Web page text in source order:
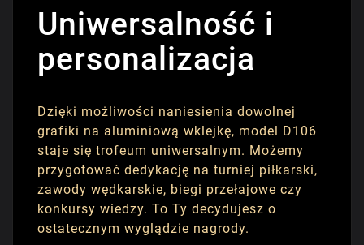
Uniwersalność i
personalizacja
Dzięki możliwości naniesienia dowolnej
grafiki na aluminiową wklejkę, model D106
staje się trofeum uniwersalnym. Możemy
przygotować dedykację na turniej piłkarski,
zawody wędkarskie, biegi przełajowe czy
konkursy wiedzy. To Ty decydujesz o
ostatecznym wyglądzie nagrody.